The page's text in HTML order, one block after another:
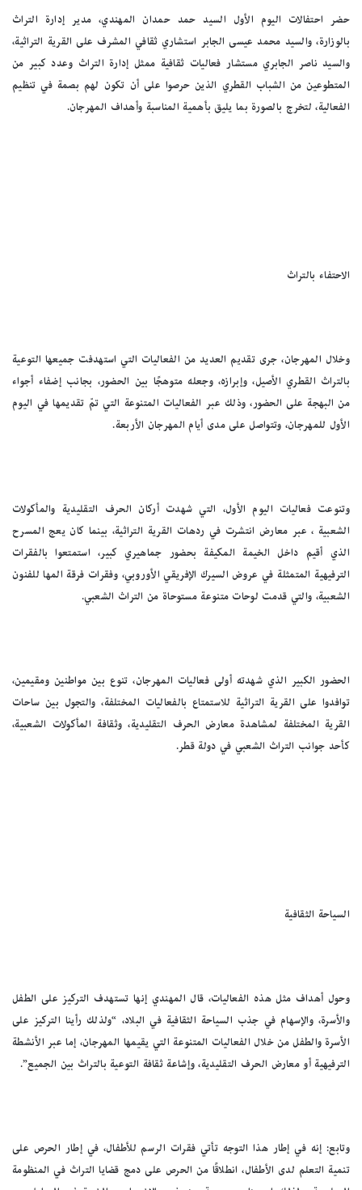
حضر احتفالات اليوم الأول السيد حمد حمدان المهندي، مدير إدارة التراث
بالوزارة، والسيد محمد عيسى الجابر استشاري ثقافي المشرف على القرية التراثية،
والسيد ناصر الجابري مستشار فعاليات ثقافية ممثل إدارة التراث وعدد كبير من
المتطوعين من الشباب القطري الذين حرصوا على أن تكون لهم بصمة في تنظيم
الفعالية، لتخرج بالصورة بما يليق بأهمية المناسبة وأهداف المهرجان.
الاحتفاء بالتراث
وخلال المهرجان، جرى تقديم العديد من الفعاليات التي استهدفت جميعها التوعية
بالتراث القطري الأصيل، وإبرازه، وجعله متوهجًا بين الحضور، بجانب إضفاء أجواء
من البهجة على الحضور، وذلك عبر الفعاليات المتنوعة التي تمّ تقديمها في اليوم
الأول للمهرجان، وتتواصل على مدى أيام المهرجان الأربعة.
وتنوعت فعاليات اليوم الأول، التي شهدت أركان الحرف التقليدية والمأكولات
الشعبية ، عبر معارض انتشرت في ردهات القرية التراثية، بينما كان يعج المسرح
الذي أقيم داخل الخيمة المكيفة بحضور جماهيري كبير، استمتعوا بالفقرات
الترفيهية المتمثلة في عروض السيرك الإفريقي الأوروبي، وفقرات فرقة المها للفنون
الشعبية، والتي قدمت لوحات متنوعة مستوحاة من التراث الشعبي.
الحضور الكبير الذي شهدته أولى فعاليات المهرجان، تنوع بين مواطنين ومقيمين،
توافدوا على القرية التراثية للاستمتاع بالفعاليات المختلفة، والتجول بين ساحات
القرية المختلفة لمشاهدة معارض الحرف التقليدية، وثقافة المأكولات الشعبية،
كأحد جوانب التراث الشعبي في دولة قطر.
السياحة الثقافية
وحول أهداف مثل هذه الفعاليات، قال المهندي إنها تستهدف التركيز على الطفل
والأسرة، والإسهام في جذب السياحة الثقافية في البلاد، “ولذلك رأينا التركيز على
الأسرة والطفل من خلال الفعاليات المتنوعة التي يقيمها المهرجان، إما عبر الأنشطة
الترفيهية أو معارض الحرف التقليدية، وإشاعة ثقافة التوعية بالتراث بين الجميع”.
وتابع: إنه في إطار هذا التوجه تأتي فقرات الرسم للأطفال، في إطار الحرص على
تنمية التعلم لدى الأطفال، انطلاقًا من الحرص على دمج قضايا التراث في المنظومة